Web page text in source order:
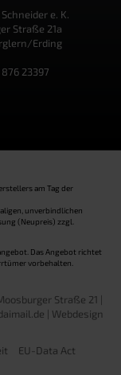
e. K.
Straße 21a
Erding
23397
am Tag der
unverbindlichen
(Neupreis) zzgl.
Das Angebot richtet
vorbehalten.
Straße 21 |
| Webdesign
EU-Data Act